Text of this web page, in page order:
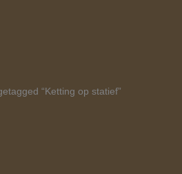
“Ketting op statief”